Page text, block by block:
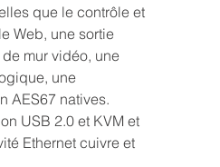
que le contrôle et
Web, une sortie
mur vidéo, une
une
AES67 natives.
USB 2.0 et KVM et
Ethernet cuivre et